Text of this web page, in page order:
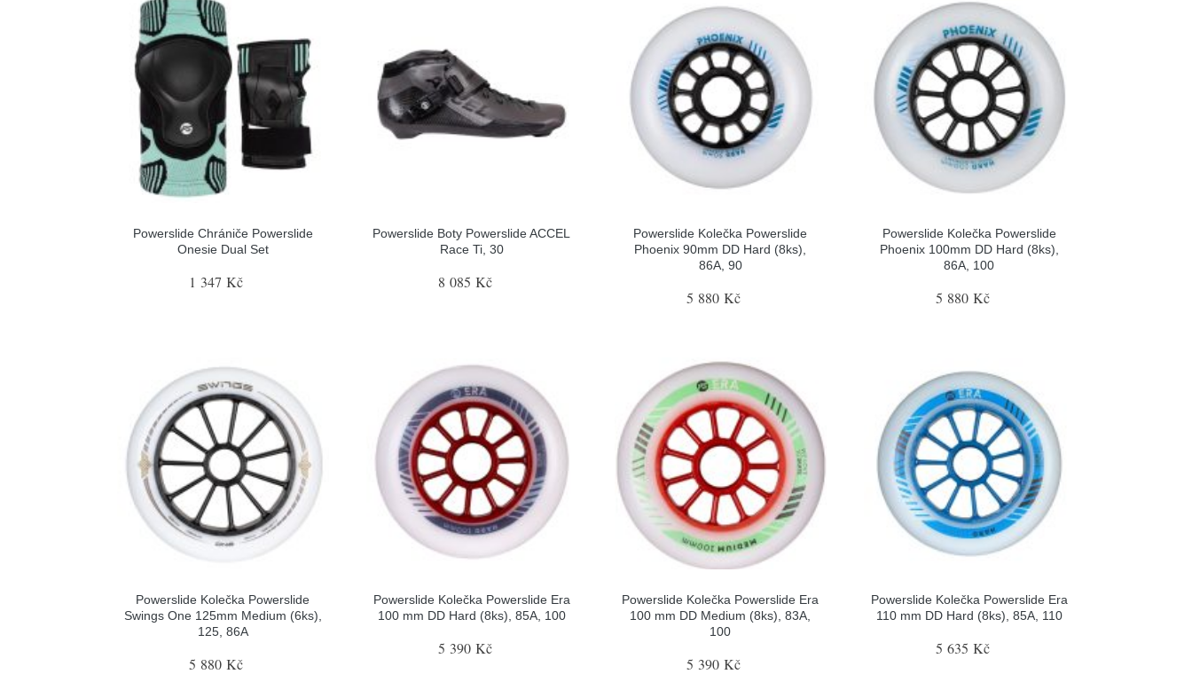
Powerslide Chrániče Powerslide
Onesie Dual Set
1 347 Kč
Powerslide Boty Powerslide ACCEL
Race Ti, 30
8 085 Kč
Powerslide Kolečka Powerslide
Phoenix 90mm DD Hard (8ks),
86A, 90
5 880 Kč
Powerslide Kolečka Powerslide
Phoenix 100mm DD Hard (8ks),
86A, 100
5 880 Kč
Powerslide Kolečka Powerslide
Swings One 125mm Medium (6ks),
125, 86A
5 880 Kč
Powerslide Kolečka Powerslide Era
100 mm DD Hard (8ks), 85A, 100
5 390 Kč
Powerslide Kolečka Powerslide Era
100 mm DD Medium (8ks), 83A,
100
5 390 Kč
Powerslide Kolečka Powerslide Era
110 mm DD Hard (8ks), 85A, 110
5 635 Kč